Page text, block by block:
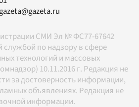
СМИ Эл № ФС77-67642
по надзору в сфере
технологий и массовых
10.11.2016 г. Редакция не
за достоверность информации,
объявлениях. Редакция не
информации.